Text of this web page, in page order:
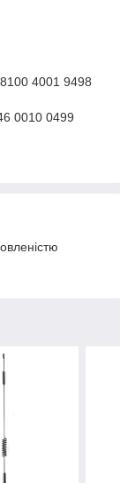
4001 9498
0010 0499